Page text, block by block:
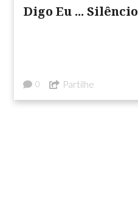
Digo Eu ... Silêncio
0 Partilhe